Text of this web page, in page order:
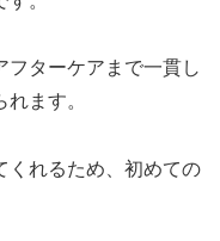
フターケアまで一貫し
ます。
くれるため、初めての